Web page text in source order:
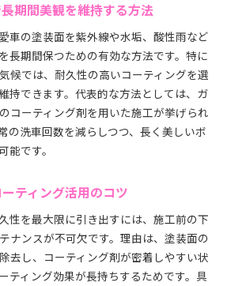
期間美観を維持する方法
車の塗装面を紫外線や水垢、酸性雨など
長期間保つための有効な方法です。特に
候では、耐久性の高いコーティングを選
持できます。代表的な方法としては、ガ
コーティング剤を用いた施工が挙げられ
の洗車回数を減らしつつ、長く美しいボ
能です。
ティング活用のコツ
性を最大限に引き出すには、施工前の下
ナンスが不可欠です。理由は、塗装面の
去し、コーティング剤が密着しやすい状
ティング効果が長持ちするためです。具